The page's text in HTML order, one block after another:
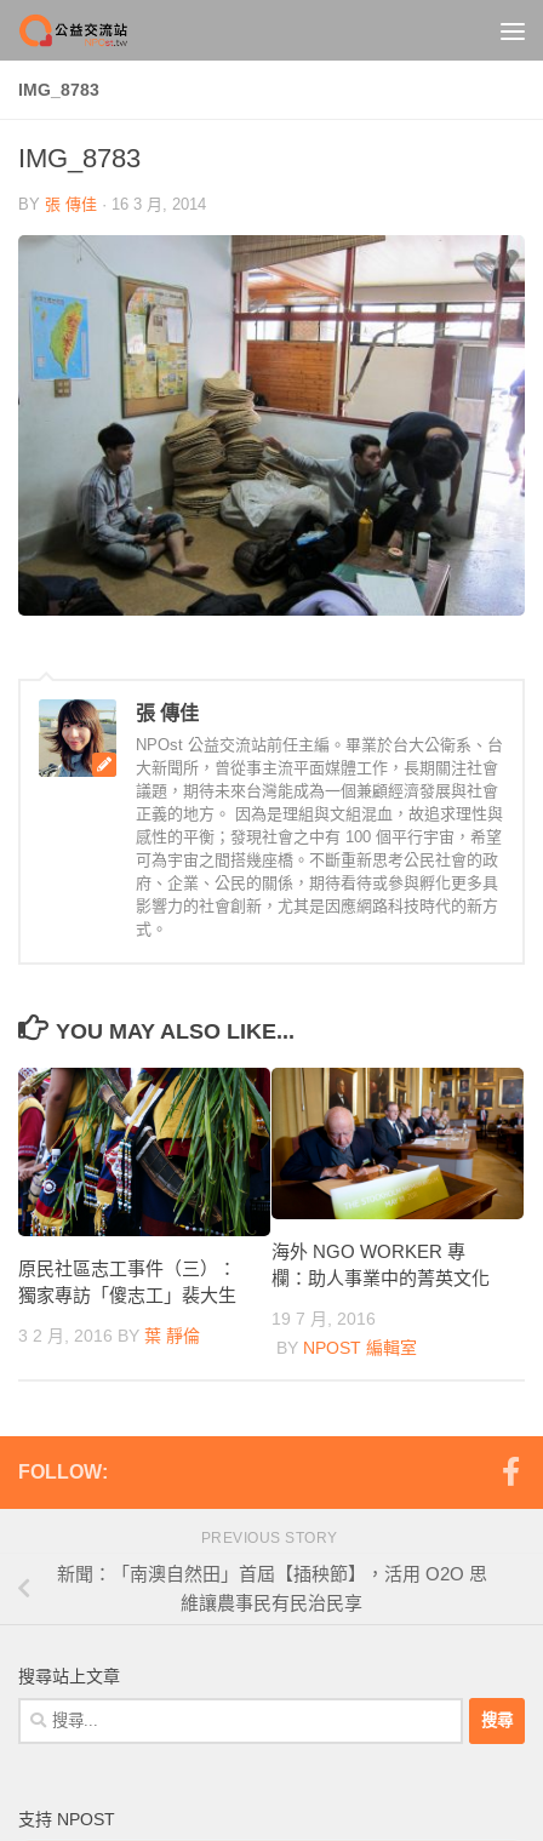
Skip to content
IMG_8783
IMG_8783
BY 張 傳佳 · 16 3 月, 2014
張 傳佳
NPOst 公益交流站前任主編。畢業於台大公衛系、台
大新聞所，曾從事主流平面媒體工作，長期關注社會
議題，期待未來台灣能成為一個兼顧經濟發展與社會
正義的地方。 因為是理組與文組混血，故追求理性與
感性的平衡；發現社會之中有 100 個平行宇宙，希望
可為宇宙之間搭幾座橋。不斷重新思考公民社會的政
府、企業、公民的關係，期待看待或參與孵化更多具
影響力的社會創新，尤其是因應網路科技時代的新方
式。
YOU MAY ALSO LIKE...
原民社區志工事件（三）：
獨家專訪「傻志工」裴大生
3 2 月, 2016 BY 葉 靜倫
海外 NGO WORKER 專
欄：助人事業中的菁英文化
19 7 月, 2016
BY NPOST 編輯室
FOLLOW:
PREVIOUS STORY
新聞：「南澳自然田」首屆【插秧節】，活用 O2O 思
維讓農事民有民治民享
搜尋站上文章
搜
尋
字:
支持 NPOST